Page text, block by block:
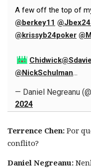
A few off the top of
@berkey11
@krissyb24poker
Chidwick
@NickSchulman…
— Daniel Negreanu
2024
Terrence Chen: Por
conflito?
Daniel Negreanu: